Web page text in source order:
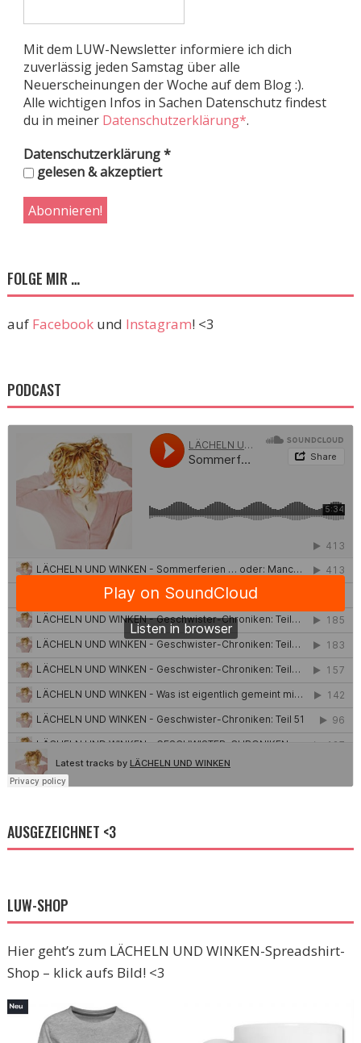
Mit dem LUW-Newsletter informiere ich dich
zuverlässig jeden Samstag über alle
Neuerscheinungen der Woche auf dem Blog :).
Alle wichtigen Infos in Sachen Datenschutz findest
du in meiner Datenschutzerklärung*.
Datenschutzerklärung*
gelesen & akzeptiert
FOLGE MIR …
auf Facebookund Instagram! <3
PODCAST
AUSGEZEICHNET <3
LUW-SHOP
Hier geht’s zum LÄCHELN UND WINKEN-Spreadshirt-
Shop – klick aufs Bild! <3